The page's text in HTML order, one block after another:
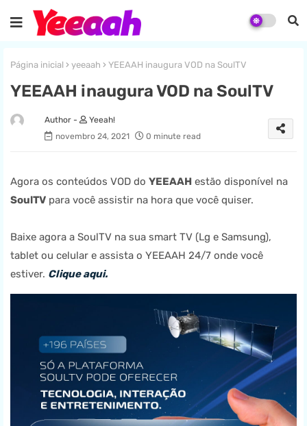
Página inicial yeeaah YEEAAH inaugura VOD na SoulTV
YEEAAH inaugura VOD na SoulTV
Yeeah!
novembro 24, 2021
0 minute read
Agora os conteúdos VOD do YEEAAH estão disponível na
SoulTV para você assistir na hora que você quiser.
Baixe agora a SoulTV na sua smart TV (Lg e Samsung),
tablet ou celular e assista o YEEAAH 24/7 onde você
estiver. Clique aqui.